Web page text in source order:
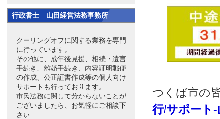
つくば市の
行/サポート
行政書士 山田経営法務事務所
クーリングオフに関する業務を専門
に行っています。
その他に、成年後見援、相続・遺言
手続き、離婚手続き、内容証明郵便
の作成、公正証書作成等の個人向け
サポートも行っております。
市民法務に関して分からないことが
ございましたら、お気軽にご相談下
さい